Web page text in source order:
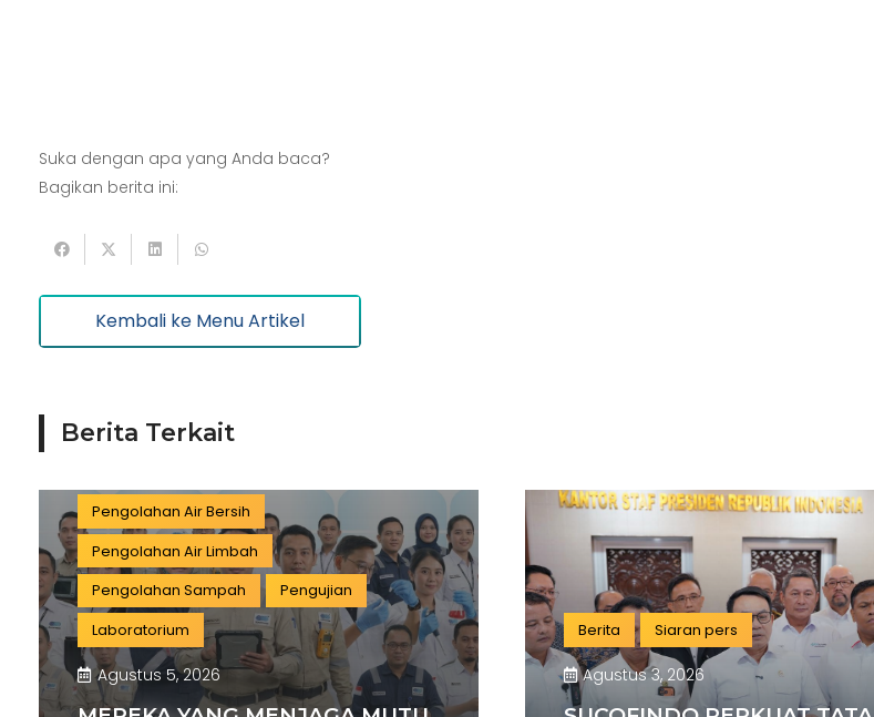
Suka dengan apa yang Anda baca?
Bagikan berita ini:
Kembali ke Menu Artikel
Berita Terkait
Kesehatan
Kelautan dan Perikanan
Perdagangan Besar dan Eceran
Batu Bara
Keuangan dan Asuransi
Minyak dan gas
Pariwisata
Listrik dan Gas
Manufaktur
Sertifikasi
Pengolahan Air Bersih
Pengolahan Air Limbah
Pengolahan Sampah
Pengujian
Laboratorium
Agustus 5, 2026
Berita Siaran pers
Agustus 3, 2026